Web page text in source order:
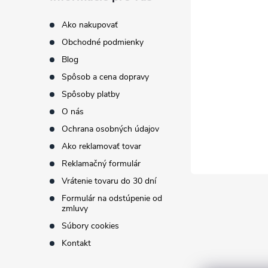
Ako nakupovať
Obchodné podmienky
Blog
Spôsob a cena dopravy
Spôsoby platby
O nás
Ochrana osobných údajov
Ako reklamovať tovar
Reklamačný formulár
Vrátenie tovaru do 30 dní
Formulár na odstúpenie od
zmluvy
Súbory cookies
Kontakt